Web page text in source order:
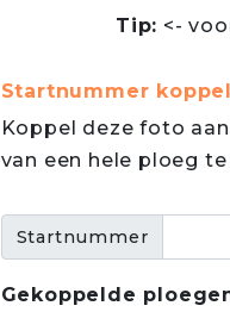
Tip: <-
Startnummer
Koppel deze foto
van een hele ploeg te
Startnummer
Gekoppelde